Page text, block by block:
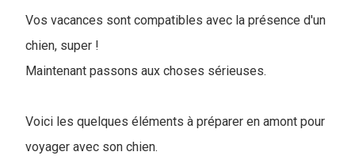
Vos vacances sont compatibles avec la présence d'un
chien, super !
Maintenant passons aux choses sérieuses.
Voici les quelques éléments à préparer en amont pour
voyager avec son chien.